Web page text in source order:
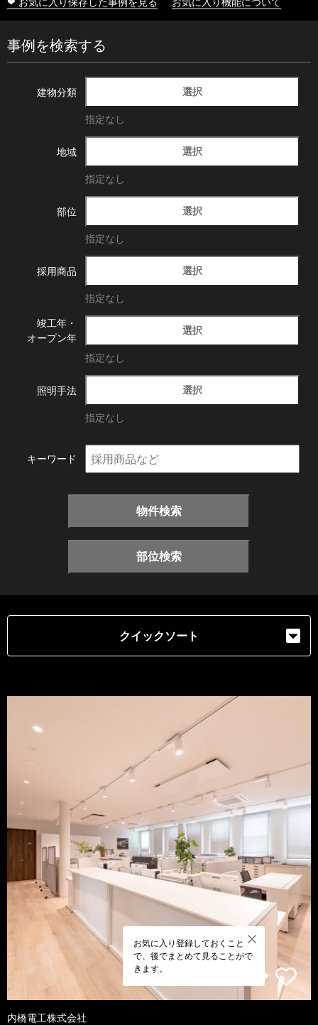
事例を検索する
建物分類 選択
指定なし
地域 選択
指定なし
部位 選択
指定なし
採用商品 選択
指定なし
竣工年・
オープン年
選択
指定なし
照明手法 選択
指定なし
キーワード
物件検索
部位検索
クイックソート
お気に入り登録しておくこと
で、後でまとめて見ることがで
きます。
内橋電工株式会社